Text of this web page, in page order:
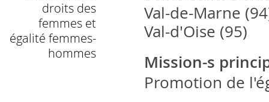
Val-de-Marne
Val-d'Oise (95)
Mission-s
Promotion de
droits des
femmes et
égalité femmes-
hommes